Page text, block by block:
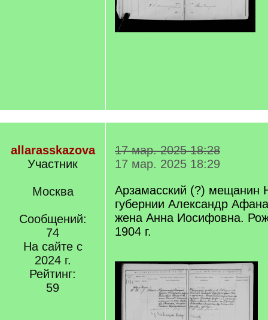
allarasskazova
Участник
Москва
Сообщений:
74
На сайте с
2024 г.
Рейтинг:
59
17 мар. 2025 18:28
17 мар. 2025 18:29
Арзамасский (?) мещанин
губернии Александр
жена Анна Иосифовна.
1904 г.